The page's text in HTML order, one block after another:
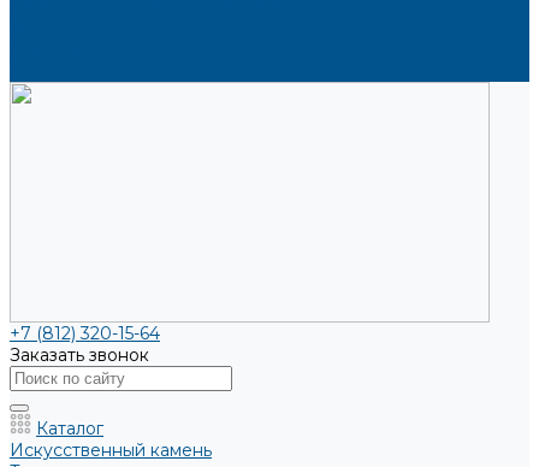
+7 (812) 320-15-64
Заказать звонок
Каталог
Искусственный камень